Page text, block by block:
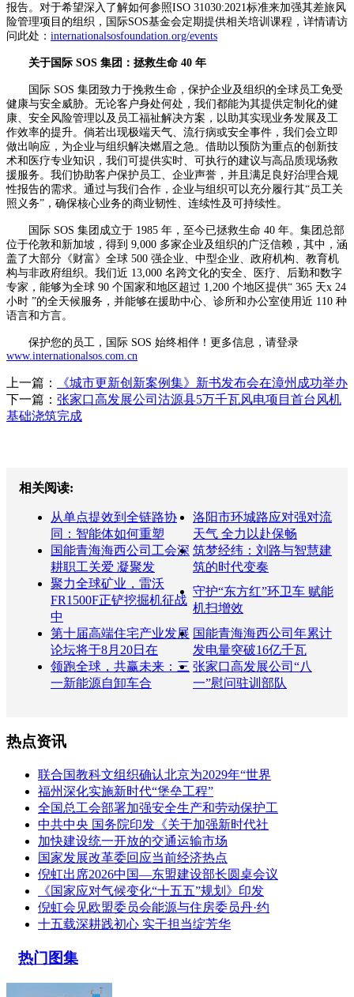
报告。对于希望深入了解如何参照ISO 31030:2021标准来加强其差旅风
险管理项目的组织，国际SOS基金会定期提供相关培训课程，详情请访
问此处： internationalsosfoundation.org/events
关于国际 SOS 集团：拯救生命 40 年
国际 SOS 集团致力于挽救生命，保护企业及组织的全球员工免受
健康与安全威胁。无论客户身处何处，我们都能为其提供定制化的健
康、安全风险管理以及员工福祉解决方案，以助其实现业务发展及工
作效率的提升。倘若出现极端天气、流行病或安全事件，我们会立即
做出响应，为企业与组织解决燃眉之急。借助以预防为重点的创新技
术和医疗专业知识，我们可提供实时、可执行的建议与高品质现场救
援服务。我们协助客户保护员工、企业声誉，并且满足良好治理合规
性报告的需求。通过与我们合作，企业与组织可以充分履行其“员工关
照义务”，确保核心业务的商业韧性、连续性及可持续性。
国际 SOS 集团成立于 1985 年，至今已拯救生命 40 年。集团总部
位于伦敦和新加坡，得到 9,000 多家企业及组织的广泛信赖，其中，涵
盖了大部分《财富》全球 500 强企业、中型企业、政府机构、教育机
构与非政府组织。我们近 13,000 名跨文化的安全、医疗、后勤和数字
专家，能够为全球 90 个国家和地区超过 1,200 个地区提供“ 365 天x 24
小时 ”的全天候服务，并能够在援助中心、诊所和办公室使用近 110 种
语言和方言。
保护您的员工，国际 SOS 始终相伴！更多信息，请登录
www.internationalsos.com.cn
上一篇：
《城市更新创新案例集》新书发布会在漳州成功举办
下一篇： 张家口高发展公司沽源县5万千瓦风电项目首台风机
基础浇筑完成
相关阅读:
从单点提效到全链路协
同：智能体如何重塑
洛阳市环城路应对强对流
天气 全力以赴保畅
国能青海海西公司工会深
耕职工关爱 凝聚发
筑梦经纬：刘路与智慧建
筑的时代变奏
聚力全球矿业，雷沃
FR1500F正铲挖掘机征战
中
守护“东方红”环卫车 赋能
机扫增效
第十届高端住宅产业发展
论坛将于8月20日在
国能青海海西公司年累计
发电量突破16亿千瓦
领跑全球，共赢未来：三
一新能源自卸车合
张家口高发展公司“八
一”慰问驻训部队
热点资讯
联合国教科文组织确认北京为2029年“世界
福州深化实施新时代“堡垒工程”
全国总工会部署加强安全生产和劳动保护工
中共中央 国务院印发《关于加强新时代社
加快建设统一开放的交通运输市场
国家发展改革委回应当前经济热点
倪虹出席2026中国—东盟建设部长圆桌会议
《国家应对气候变化“十五五”规划》印发
倪虹会见欧盟委员会能源与住房委员丹·约
十五载深耕践初心 实干担当绽芳华
热门图集